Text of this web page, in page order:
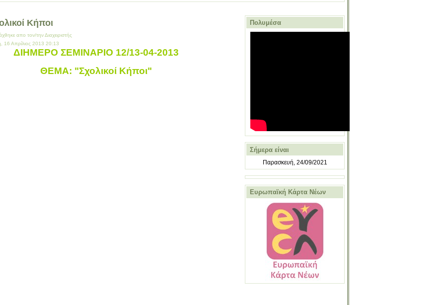
Κήποι
απο τον/την Διαχειριστής
16 Απρίλιος 2013 20:13
ΔΙΗΜΕΡΟ ΣΕΜΙΝΑΡΙΟ 12/13-04-2013
ΘΕΜΑ: "Σχολικοί Κήποι"
Πολυμέσα
Σήμερα είναι
Παρασκευή, 24/09/2021
Ευρωπαϊκή Κάρτα Νέων